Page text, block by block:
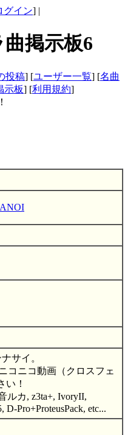
グイン] |
曲掲示板6
投稿] [ユーザー一覧] [名曲
示板] [利用規約]
サイ。
コニコ動画（クロスフェ
い！
ルカ, z3ta+, IvoryII,
D-Pro+ProteusPack, etc...